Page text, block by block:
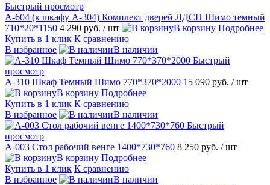
Быстрый просмотр
А-604 (к шкафу А-304) Комплект дверей ЛДСП Шимо темный
710*20*1150 4 290 руб. / шт В корзину Подробнее
Купить в 1 клик К сравнению
В избранное
В наличии
Быстрый
просмотр
А-310 Шкаф Темный Шимо 770*370*2000 15 090 руб. / шт
В корзину Подробнее
Купить в 1 клик К сравнению
В избранное
В наличии
Быстрый
просмотр
А-003 Стол рабочий венге 1400*730*760 8 250 руб. / шт
В корзину Подробнее
Купить в 1 клик К сравнению
В избранное
В наличии